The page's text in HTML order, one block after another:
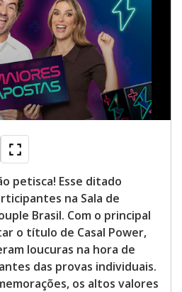
petisca! Esse ditado
na Sala de
Brasil. Com o principal
o título de Casal Power,
loucuras na hora de
das provas individuais.
os altos valores